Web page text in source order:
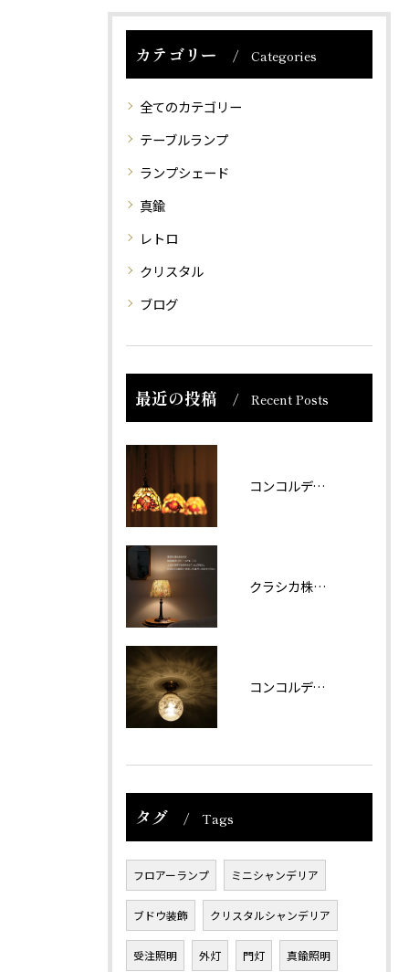
カテゴリー Categories
全てのカテゴリー
テーブルランプ
ランプシェード
真鍮
レトロ
クリスタル
ブログ
最近の投稿 Recent Posts
コンコルディア照明 販売について
クラシカ株式会社では夏期休業をいただきます。
コンコルディアのシリーズより天井灯です。
タグ Tags
フロアーランプ ミニシャンデリア
ブドウ装飾 クリスタルシャンデリア
受注照明 外灯 門灯 真鍮照明